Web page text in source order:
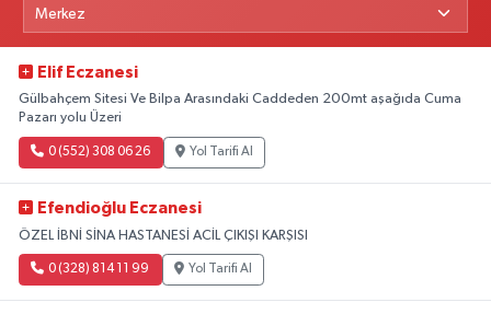
Elif Eczanesi
Gülbahçem Sitesi Ve Bilpa Arasındaki Caddeden 200mt aşağıda Cuma
Pazarı yolu Üzeri
0 (552) 308 06 26 Yol Tarifi Al
Efendioğlu Eczanesi
ÖZEL İBNİ SİNA HASTANESİ ACİL ÇIKIŞI KARŞISI
0 (328) 814 11 99 Yol Tarifi Al